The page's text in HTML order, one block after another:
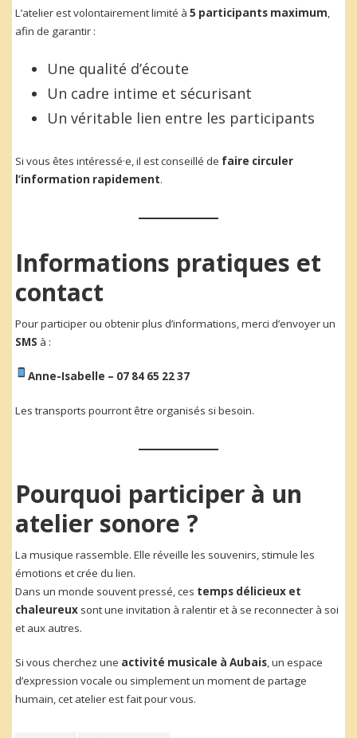
L’atelier est volontairement limité à5 participants maximum,
afin de garantir :
Une qualité d’écoute
Un cadre intime et sécurisant
Un véritable lien entre les participants
Si vous êtes intéressé·e, il est conseillé de faire circuler
l’information rapidement.
Informations pratiques et
contact
Pour participer ou obtenir plus d’informations, merci d’envoyer un
SMS à :
Anne-Isabelle – 07 84 65 22 37
Les transports pourront être organisés si besoin.
Pourquoi participer à un
atelier sonore ?
La musique rassemble. Elle réveille les souvenirs, stimule les
émotions et crée du lien.
Dans un monde souvent pressé, ces temps délicieux et
chaleureux sont une invitation à ralentir et à se reconnecter à soi
et aux autres.
Si vous cherchez une activité musicale à Aubais, un espace
d’expression vocale ou simplement un moment de partage
humain, cet atelier est fait pour vous.